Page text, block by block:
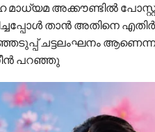
അക്കൗണ്ടിൽ
താൻ അതിനെ
ചട്ടലംഘനം
പറഞ്ഞു